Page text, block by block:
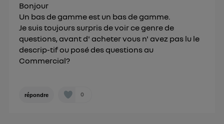
Bonjour
Un bas de gamme est un bas de gamme.
Je suis toujours surpris de voir ce genre de
questions, avant d' acheter vous n' avez pas lu le
descrip-tif ou posé des questions au
Commercial?
répondre 0